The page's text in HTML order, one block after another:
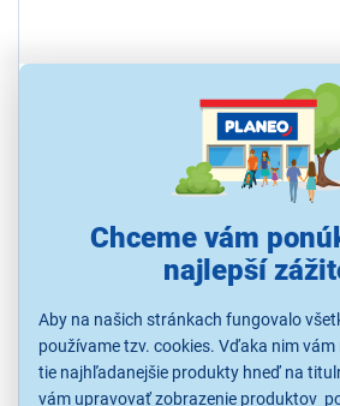
Chceme vám
najlepší
Aby na našich stránkach fungovalo
používame tzv. cookies. Vďaka nim
tie najhľadanejšie produkty hneď na
vám upravovať zobrazenie produktov
179,00 €
4,6 10x
De'Longhi Classic EM450.M